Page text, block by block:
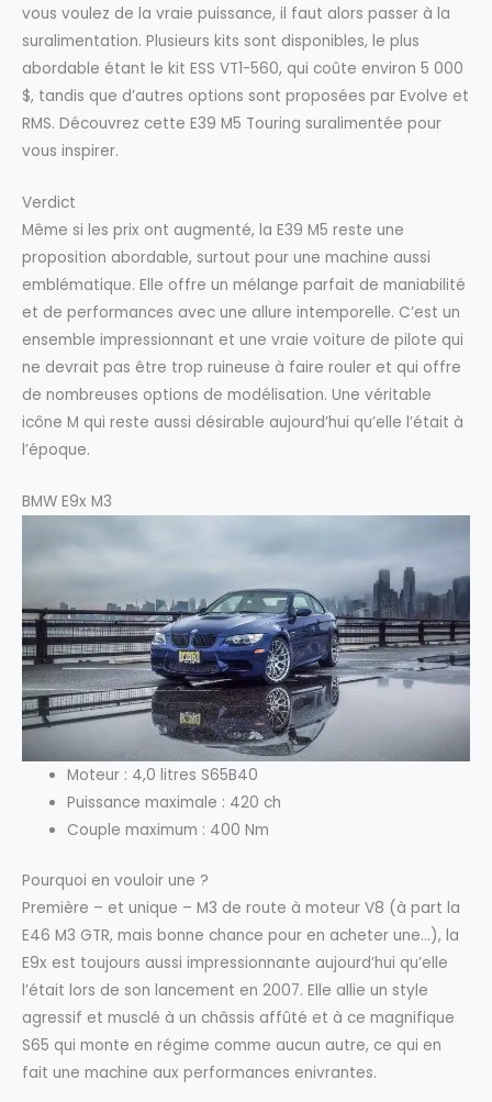
vous voulez de la vraie puissance, il faut alors passer à la
suralimentation. Plusieurs kits sont disponibles, le plus
abordable étant le kit ESS VT1-560, qui coûte environ 5 000
$, tandis que d’autres options sont proposées par Evolve et
RMS. Découvrez cette E39 M5 Touring suralimentée pour
vous inspirer.
Verdict
Même si les prix ont augmenté, la E39 M5 reste une
proposition abordable, surtout pour une machine aussi
emblématique. Elle offre un mélange parfait de maniabilité
et de performances avec une allure intemporelle. C’est un
ensemble impressionnant et une vraie voiture de pilote qui
ne devrait pas être trop ruineuse à faire rouler et qui offre
de nombreuses options de modélisation. Une véritable
icône M qui reste aussi désirable aujourd’hui qu’elle l’était à
l’époque.
BMW E9x M3
Moteur : 4,0 litres S65B40
Puissance maximale : 420 ch
Couple maximum : 400 Nm
Pourquoi en vouloir une ?
Première – et unique – M3 de route à moteur V8 (à part la
E46 M3 GTR, mais bonne chance pour en acheter une…), la
E9x est toujours aussi impressionnante aujourd’hui qu’elle
l’était lors de son lancement en 2007. Elle allie un style
agressif et musclé à un châssis affûté et à ce magnifique
S65 qui monte en régime comme aucun autre, ce qui en
fait une machine aux performances enivrantes.